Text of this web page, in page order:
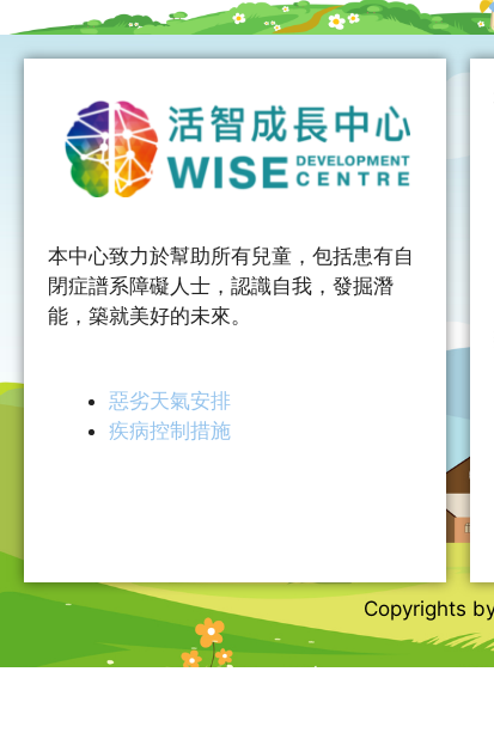
本中心致力於幫助所有兒童，包括患有自
閉症譜系障礙人士，認識自我，發掘潛
能，築就美好的未來。
惡劣天氣安排
疾病控制措施
Copyrights